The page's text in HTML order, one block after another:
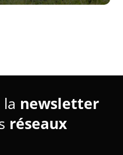
newsletter
réseaux